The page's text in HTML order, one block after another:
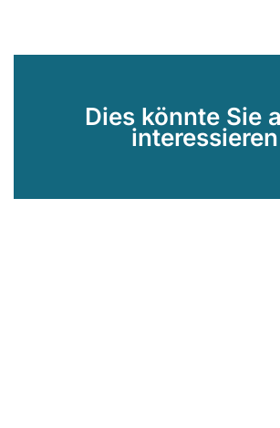
Dies könnte Sie
interessieren